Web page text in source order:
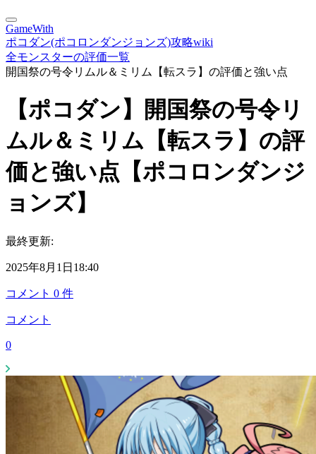
GameWith
ポコダン(ポコロンダンジョンズ)攻略wiki
全モンスターの評価一覧
開国祭の号令リムル＆ミリム【転スラ】の評価と強い点
【ポコダン】開国祭の号令リ
ムル＆ミリム【転スラ】の評
価と強い点【ポコロンダンジ
ョンズ】
最終更新:
2025年8月1日18:40
コメント 0 件
コメント
0